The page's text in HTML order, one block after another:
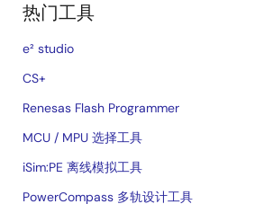
热门工具
e² studio
CS+
Renesas Flash Programmer
MCU / MPU 选择工具
iSim:PE 离线模拟工具
PowerCompass 多轨设计工具